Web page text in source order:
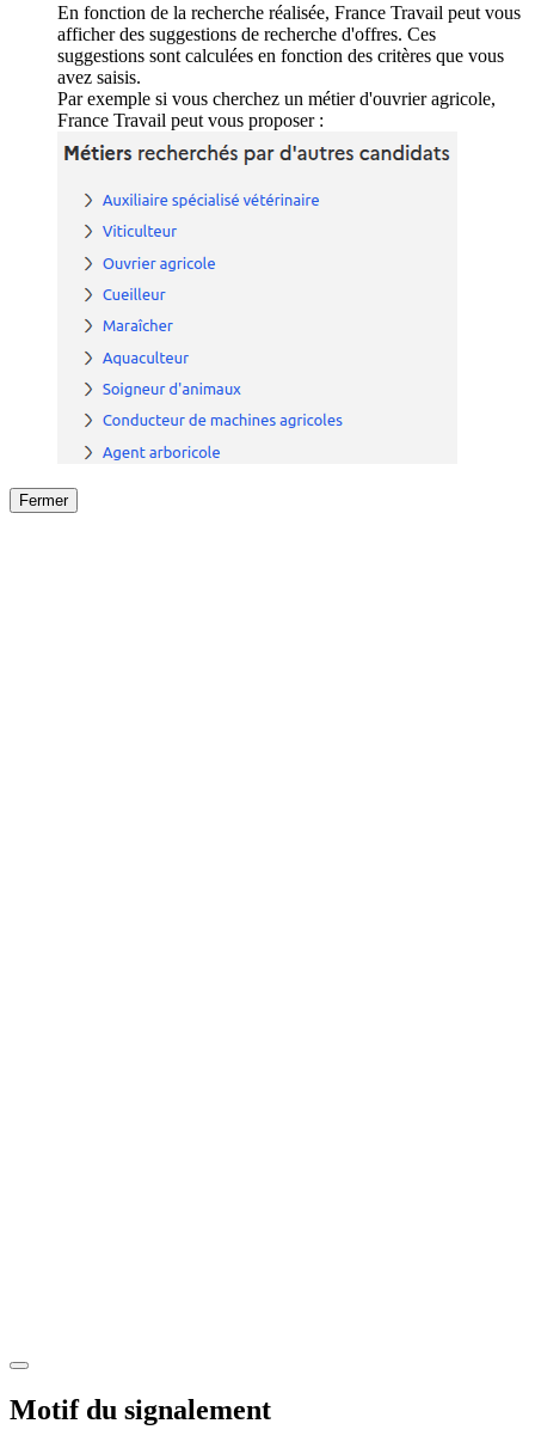
En fonction de la recherche réalisée, France Travail peut vous
afficher des suggestions de recherche d'offres. Ces
suggestions sont calculées en fonction des critères que vous
avez saisis.
Par exemple si vous cherchez un métier d'ouvrier agricole,
France Travail peut vous proposer :
Fermer
Motif du signalement